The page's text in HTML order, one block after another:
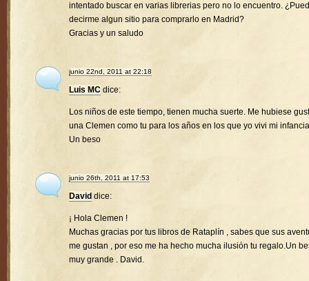
intentado buscar en varias librerias pero no lo encuentro.
decirme algun sitio para comprarlo en Madrid?
Gracias y un saludo
junio 22nd, 2011 at 22:18
Luis MC dice:
Los niños de este tiempo, tienen mucha suerte. Me hubiese
una Clemen como tu para los años en los que yo vivi mi
Un beso
junio 26th, 2011 at 17:53
David dice:
¡ Hola Clemen !
Muchas gracias por tus libros de Rataplín , sabes que sus
me gustan , por eso me ha hecho mucha ilusión tu regalo.Un
muy grande . David.